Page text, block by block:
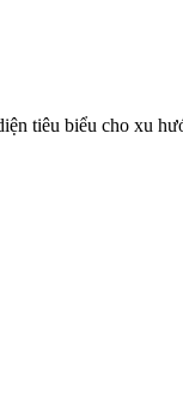
tiêu biểu cho xu